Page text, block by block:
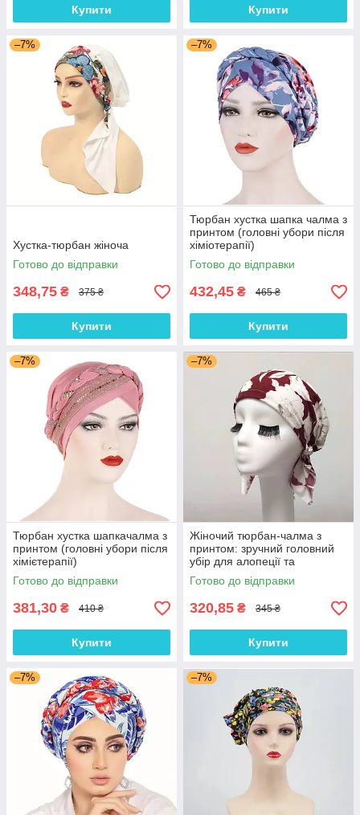
Купити Купити
–7%
Хустка-тюрбан жіноча
Готово до відправки
348,75 ₴ 375 ₴
Купити
–7%
Тюрбан хустка шапка чалма з
принтом (головні убори після
хіміотерапії)
Готово до відправки
432,45 ₴ 465 ₴
Купити
–7%
Тюрбан хустка шапкачалма з
принтом (головні убори після
хімієтерапії)
Готово до відправки
381,30 ₴ 410 ₴
Купити
–7%
Жіночий тюрбан-чалма з
принтом: зручний головний
убір для алопеції та
відновлення після
хімієтерапії
Готово до відправки
320,85 ₴ 345 ₴
Купити
–7% –7%